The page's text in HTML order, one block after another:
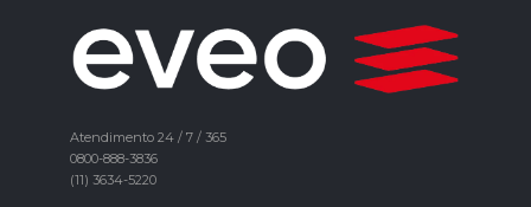
Atendimento 24 / 7 / 365
0800-888-3836
(11) 3634-5220